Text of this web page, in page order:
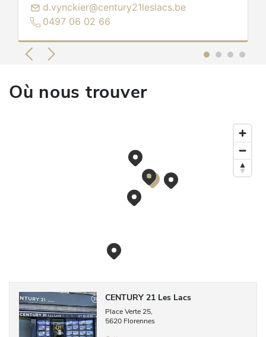
CREGBEBB - TVA BE0802156742 - RPM
Dinant
Autorité de surveillance : Institut
professionnel des agents immobiliers, rue du
d.vynckier@century21leslacs.be
0497 06 02 66
Où nous trouver
CENTURY 21 Les Lacs
Place Verte 25,
5620 Florennes